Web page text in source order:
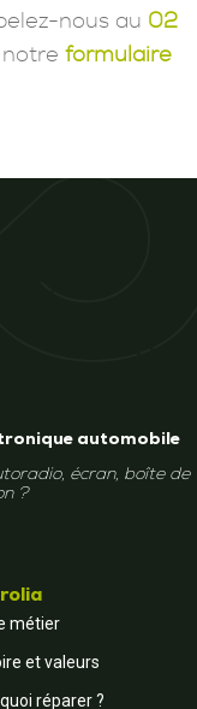
nous au 02
formulaire
automobile
écran, boîte de
?
métier
et valeurs
réparer ?